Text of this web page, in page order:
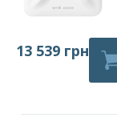
13 539 грн